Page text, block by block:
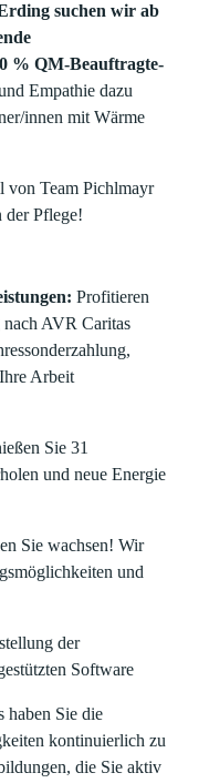
suchen wir ab
% QM-Beauftragte-
Empathie dazu
innen mit Wärme
von Team Pichlmayr
der Pflege!
Profitieren
nach AVR Caritas
Arbeit
Sie 31
und neue Energie
Sie wachsen! Wir
und
der
Software
haben Sie die
kontinuierlich zu
die Sie aktiv